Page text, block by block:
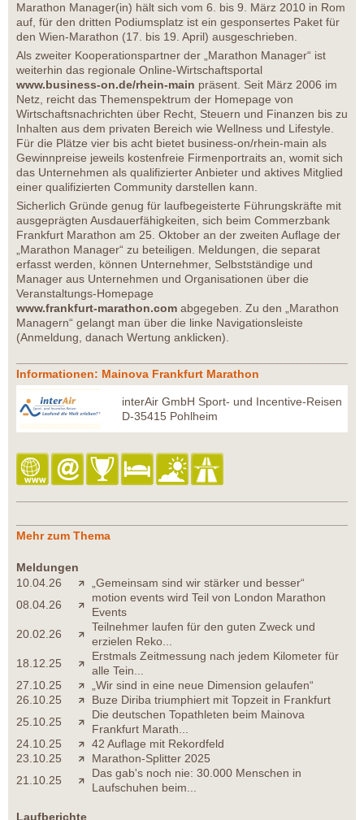
Marathon Manager(in) hält sich vom 6. bis 9. März 2010 in Rom
auf, für den dritten Podiumsplatz ist ein gesponsertes Paket für
den Wien-Marathon (17. bis 19. April) ausgeschrieben.
Als zweiter Kooperationspartner der „Marathon Manager“ ist
weiterhin das regionale Online-Wirtschaftsportal
www.business-on.de/rhein-main präsent. Seit März 2006 im
Netz, reicht das Themenspektrum der Homepage von
Wirtschaftsnachrichten über Recht, Steuern und Finanzen bis zu
Inhalten aus dem privaten Bereich wie Wellness und Lifestyle.
Für die Plätze vier bis acht bietet business-on/rhein-main als
Gewinnpreise jeweils kostenfreie Firmenportraits an, womit sich
das Unternehmen als qualifizierter Anbieter und aktives Mitglied
einer qualifizierten Community darstellen kann.
Sicherlich Gründe genug für laufbegeisterte Führungskräfte mit
ausgeprägten Ausdauerfähigkeiten, sich beim Commerzbank
Frankfurt Marathon am 25. Oktober an der zweiten Auflage der
„Marathon Manager“ zu beteiligen. Meldungen, die separat
erfasst werden, können Unternehmer, Selbstständige und
Manager aus Unternehmen und Organisationen über die
Veranstaltungs-Homepage
www.frankfurt-marathon.com abgegeben. Zu den „Marathon
Managern“ gelangt man über die linke Navigationsleiste
(Anmeldung, danach Wertung anklicken).
Informationen: Mainova Frankfurt Marathon
interAir GmbH Sport- und Incentive-Reisen
D-35415 Pohlheim
Mehr zum Thema
Meldungen
10.04.26
„Gemeinsam sind wir stärker und besser“
08.04.26
motion events wird Teil von London Marathon
Events
20.02.26
Teilnehmer laufen für den guten Zweck und
erzielen Reko...
18.12.25
Erstmals Zeitmessung nach jedem Kilometer für
alle Tein...
27.10.25
„Wir sind in eine neue Dimension gelaufen“
26.10.25
Buze Diriba triumphiert mit Topzeit in Frankfurt
25.10.25
Die deutschen Topathleten beim Mainova
Frankfurt Marath...
24.10.25
42 Auflage mit Rekordfeld
23.10.25
Marathon-Splitter 2025
21.10.25
Das gab's noch nie: 30.000 Menschen in
Laufschuhen beim...
Laufberichte